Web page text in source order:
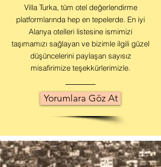
Villa Turka, tüm otel değerlendirme
platformlarında hep en tepelerde. En iyi
Alanya otelleri listesine ismimizi
taşımamızı sağlayan ve bizimle ilgili güzel
düşüncelerini paylaşan sayısız
misafirimize teşekkürlerimizle.
Yorumlara Göz At